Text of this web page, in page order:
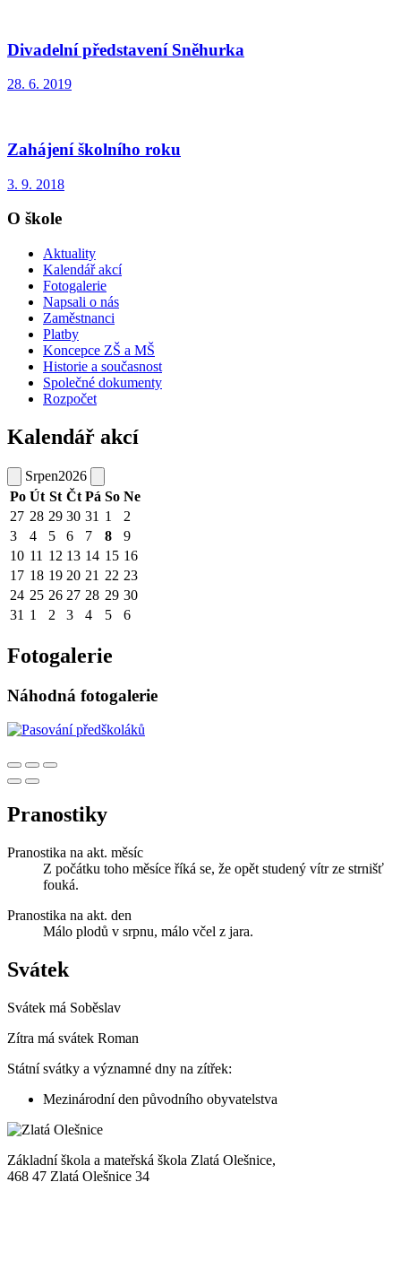
Divadelní představení Sněhurka
28. 6. 2019
Zahájení školního roku
3. 9. 2018
O škole
Aktuality
Kalendář akcí
Fotogalerie
Napsali o nás
Zaměstnanci
Platby
Koncepce ZŠ a MŠ
Historie a současnost
Společné dokumenty
Rozpočet
Kalendář akcí
Srpen2026
Po Út St Čt Pá So Ne
27 28 29 30 31 1
2
3
4 5 6 7 8
9
10 11 12 13 14 15 16
17 18 19 20 21 22 23
24 25 26 27 28 29 30
31 1 2 3 4 5 6
Fotogalerie
Náhodná fotogalerie
Pranostiky
Pranostika na akt. měsíc
Z počátku toho měsíce říká se, že opět studený vítr ze strnišť
fouká.
Pranostika na akt. den
Málo plodů v srpnu, málo včel z jara.
Svátek
Svátek má Soběslav
Zítra má svátek Roman
Státní svátky a významné dny na zítřek:
Mezinárodní den původního obyvatelstva
Základní škola a mateřská škola Zlatá Olešnice,
468 47 Zlatá Olešnice 34